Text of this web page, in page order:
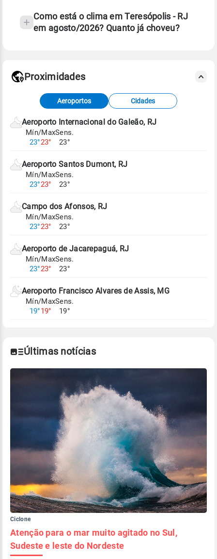
Como está o clima em Teresópolis - RJ
em agosto/2026? Quanto já choveu?
Fonte: dados combinados de estações
meteorológicas e satélite do Centro de Previsão
de Tempo e Estudos Climáticos (CPTEC).
Para obter mais informações sobre os dados
Proximidades
Aeroportos Cidades
Aeroporto Internacional do Galeão, RJ
Mín/Max
23°23°
Sens.
23°
Aeroporto Santos Dumont, RJ
Mín/Max
23°23°
Sens.
23°
Campo dos Afonsos, RJ
Mín/Max
23°23°
Sens.
23°
Aeroporto de Jacarepaguá, RJ
Mín/Max
23°23°
Sens.
23°
Aeroporto Francisco Alvares de Assis, MG
Mín/Max
19°19°
Sens.
19°
Últimas notícias
Ciclone
Atenção para o mar muito agitado no Sul,
Sudeste e leste do Nordeste